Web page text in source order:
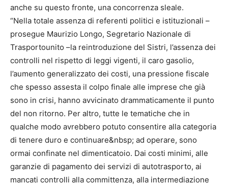
anche su questo fronte, una concorrenza sleale.
“Nella totale assenza di referenti politici e istituzionali –
prosegue Maurizio Longo, Segretario Nazionale di
Trasportounito –la reintroduzione del Sistri, l’assenza dei
controlli nel rispetto di leggi vigenti, il caro gasolio,
l’aumento generalizzato dei costi, una pressione fiscale
che spesso assesta il colpo finale alle imprese che già
sono in crisi, hanno avvicinato drammaticamente il punto
del non ritorno. Per altro, tutte le tematiche che in
qualche modo avrebbero potuto consentire alla categoria
di tenere duro e continuare&nbsp; ad operare, sono
ormai confinate nel dimenticatoio. Dai costi minimi, alle
garanzie di pagamento dei servizi di autotrasporto, ai
mancati controlli alla committenza, alla intermediazione